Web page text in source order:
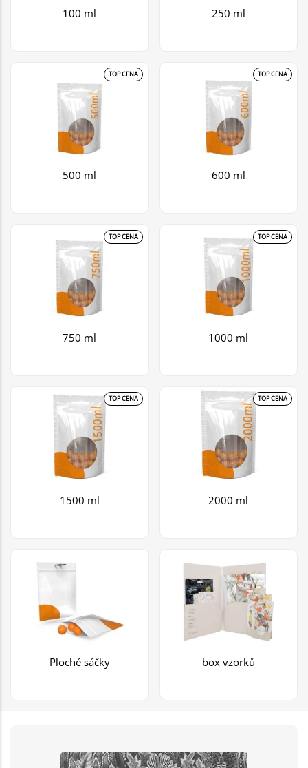
100 ml 250 ml
500 ml
TOP CENA
600 ml
TOP CENA
750 ml
TOP CENA
1000 ml
TOP CENA
1500 ml
TOP CENA
2000 ml
TOP CENA
Ploché sáčky box vzorků